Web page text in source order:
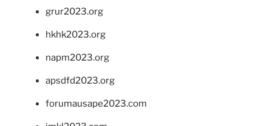
grur2023.org
hkhk2023.org
napm2023.org
apsdfd2023.org
forumausape2023.com